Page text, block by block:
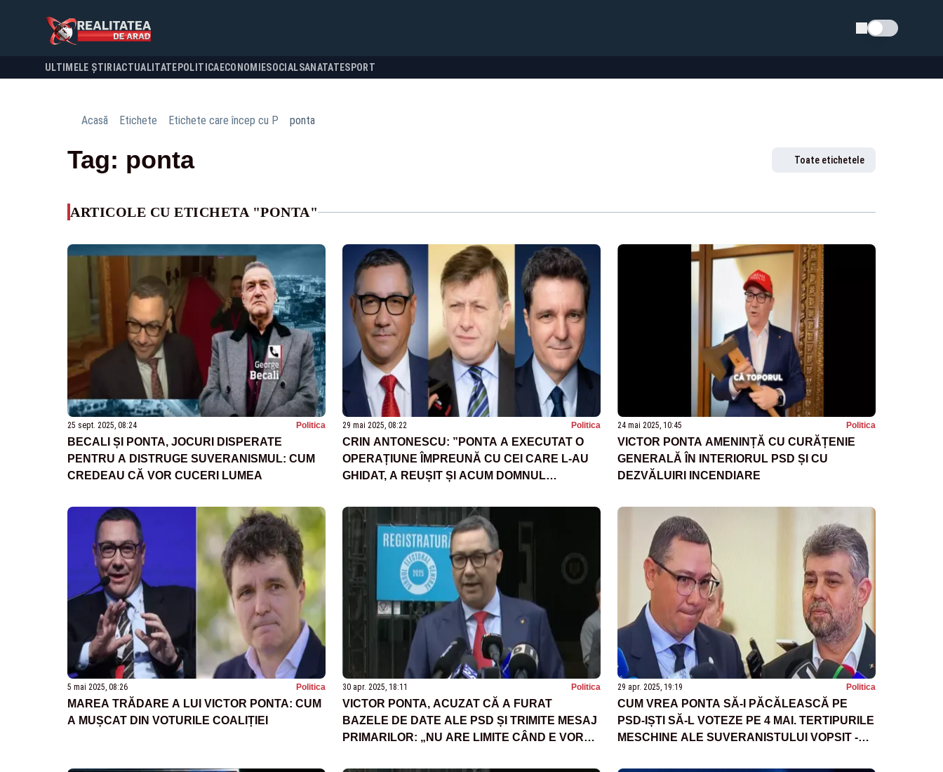
Schimba tema
ULTIMELE ȘTIRI ACTUALITATE POLITICA ECONOMIESOCIALSANATATESPORT
Acasă Etichete Etichete care încep cu P ponta
Tag: ponta Toate etichetele
ARTICOLE CU ETICHETA "PONTA"
25 sept. 2025, 08:24 Politica
BECALI ȘI PONTA, JOCURI DISPERATE
PENTRU A DISTRUGE SUVERANISMUL: CUM
CREDEAU CĂ VOR CUCERI LUMEA
29 mai 2025, 08:22 Politica
CRIN ANTONESCU: ”PONTA A EXECUTAT O
OPERAȚIUNE ÎMPREUNĂ CU CEI CARE L-AU
GHIDAT, A REUȘIT ȘI ACUM DOMNUL
24 mai 2025, 10:45 Politica
VICTOR PONTA AMENINȚĂ CU CURĂȚENIE
GENERALĂ ÎN INTERIORUL PSD ȘI CU
DEZVĂLUIRI INCENDIARE
5 mai 2025, 08:26 Politica
MAREA TRĂDARE A LUI VICTOR PONTA: CUM
A MUȘCAT DIN VOTURILE COALIȚIEI
30 apr. 2025, 18:11 Politica
VICTOR PONTA, ACUZAT CĂ A FURAT
BAZELE DE DATE ALE PSD ȘI TRIMITE MESAJ
PRIMARILOR: „NU ARE LIMITE CÂND E VORBA
29 apr. 2025, 19:19 Politica
CUM VREA PONTA SĂ-I PĂCĂLEASCĂ PE
PSD-IȘTI SĂ-L VOTEZE PE 4 MAI. TERTIPURILE
MESCHINE ALE SUVERANISTULUI VOPSIT -